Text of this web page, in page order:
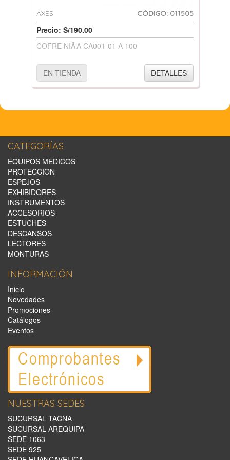
AXES CÓDIGO: 011505
Precio: S/190.00
COFRE NIÃ‘A CA001-01 A 100
EN TIENDA DETALLES
CATEGORÍAS
EQUIPOS MEDICOS
PROTECCION
ESPEJOS
EXHIBIDORES
INSTRUMENTOS
ACCESORIOS
ESTUCHES
DESCANSOS
LECTORES
MONTURAS
INFORMACIÓN
Inicio
Novedades
Promociones
Catálogos
Eventos
NUESTRAS SEDES
SUCURSAL TACNA
SUCURSAL AREQUIPA
SEDE 1063
SEDE 925